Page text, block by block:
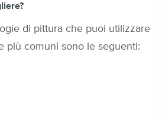
di pittura che puoi utilizzare
più comuni sono le seguenti: